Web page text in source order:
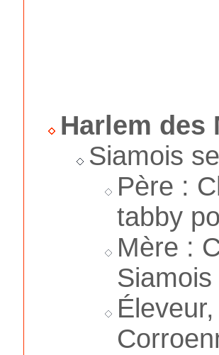
Harlem des
Siamois
Père :
tabby
Mère :